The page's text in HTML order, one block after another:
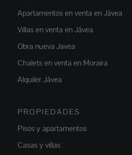
Apartamentos en venta en Jávea
Villas en venta en Jávea
Obra nueva Javea
Chalets en venta en Moraira
Alquiler Jávea
PROPIEDADES
Pisos y apartamentos
Casas y villas